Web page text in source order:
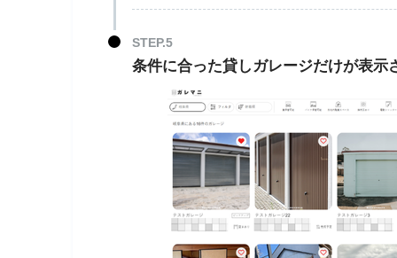
条件に合った貸しガレージだけが表示